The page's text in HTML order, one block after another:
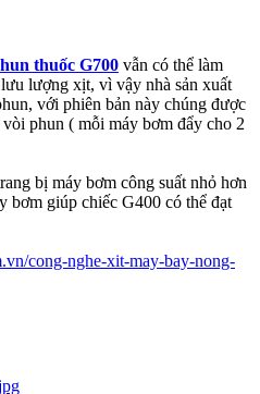
thuốc G700 vẫn có thể làm
lượng xịt, vì vậy nhà sản xuất
với phiên bản này chúng được
phun ( mỗi máy bơm đẩy cho 2
bị máy bơm công suất nhỏ hơn
bơm giúp chiếc G400 có thể đạt
cong-nghe-xit-may-bay-nong-